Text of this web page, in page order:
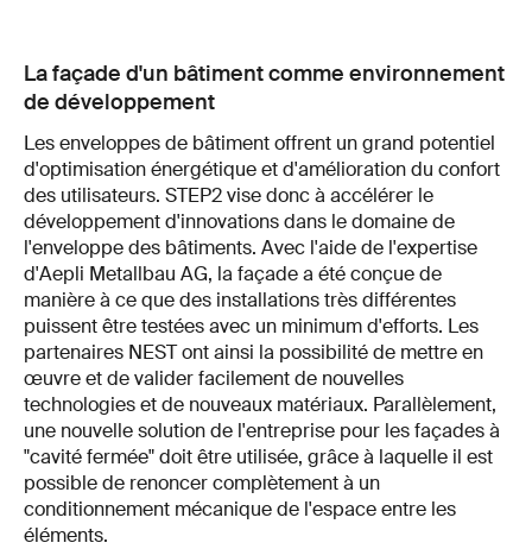
La façade d'un bâtiment comme environnement
de développement
Les enveloppes de bâtiment offrent un grand potentiel
d'optimisation énergétique et d'amélioration du confort
des utilisateurs. STEP2 vise donc à accélérer le
développement d'innovations dans le domaine de
l'enveloppe des bâtiments. Avec l'aide de l'expertise
d'Aepli Metallbau AG, la façade a été conçue de
manière à ce que des installations très différentes
puissent être testées avec un minimum d'efforts. Les
partenaires NEST ont ainsi la possibilité de mettre en
œuvre et de valider facilement de nouvelles
technologies et de nouveaux matériaux. Parallèlement,
une nouvelle solution de l'entreprise pour les façades à
"cavité fermée" doit être utilisée, grâce à laquelle il est
possible de renoncer complètement à un
conditionnement mécanique de l'espace entre les
éléments.